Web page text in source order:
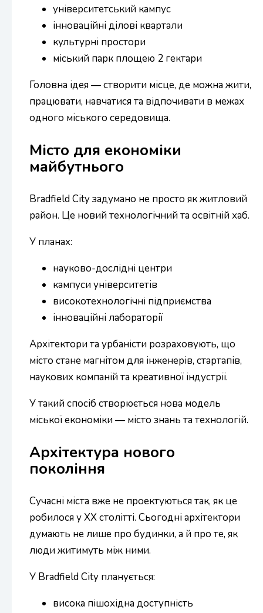
університетський кампус
інноваційні ділові квартали
культурні простори
міський парк площею 2 гектари
Головна ідея — створити місце, де можна жити,
працювати, навчатися та відпочивати в межах
одного міського середовища.
Місто для економіки
майбутнього
Bradfield City задумано не просто як житловий
район. Це новий технологічний та освітній хаб.
У планах:
науково-дослідні центри
кампуси університетів
високотехнологічні підприємства
інноваційні лабораторії
Архітектори та урбаністи розраховують, що
місто стане магнітом для інженерів, стартапів,
наукових компаній та креативної індустрії.
У такий спосіб створюється нова модель
міської економіки — місто знань та технологій.
Архітектура нового
покоління
Сучасні міста вже не проектуються так, як це
робилося у XX столітті. Сьогодні архітектори
думають не лише про будинки, а й про те, як
люди житимуть між ними.
У Bradfield City планується:
висока пішохідна доступність